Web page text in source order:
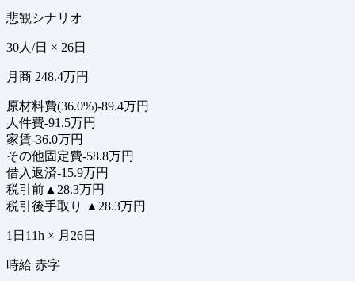
悲観シナリオ
30人/日 × 26日
月商 248.4万円
原材料費(36.0%)-89.4万円
人件費-91.5万円
家賃-36.0万円
その他固定費-58.8万円
借入返済-15.9万円
税引前 ▲28.3万円
税引後手取り
▲28.3万円
1日11h × 月26日
時給 赤字